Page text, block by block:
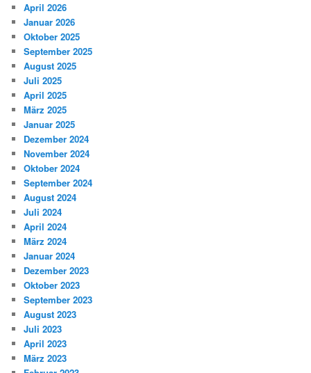
April 2026
Januar 2026
Oktober 2025
September 2025
August 2025
Juli 2025
April 2025
März 2025
Januar 2025
Dezember 2024
November 2024
Oktober 2024
September 2024
August 2024
Juli 2024
April 2024
März 2024
Januar 2024
Dezember 2023
Oktober 2023
September 2023
August 2023
Juli 2023
April 2023
März 2023